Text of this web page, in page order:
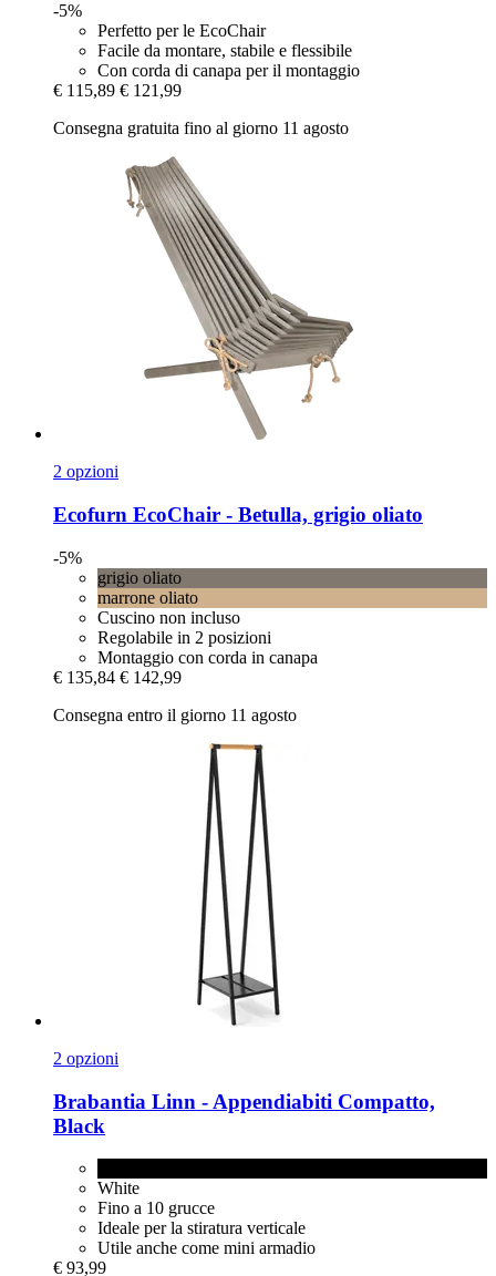
-5%
Perfetto per le EcoChair
Facile da montare, stabile e flessibile
Con corda di canapa per il montaggio
€ 115,89 € 121,99
Consegna gratuita fino al giorno 11 agosto
2 opzioni
Ecofurn EcoChair -​ Betulla, grigio oliato
-5%
grigio oliato
marrone oliato
Cuscino non incluso
Regolabile in 2 posizioni
Montaggio con corda in canapa
€ 135,84 € 142,99
Consegna entro il giorno 11 agosto
2 opzioni
Brabantia Linn -​ Appendiabiti Compatto,
Black
White
Fino a 10 grucce
Ideale per la stiratura verticale
Utile anche come mini armadio
€ 93,99